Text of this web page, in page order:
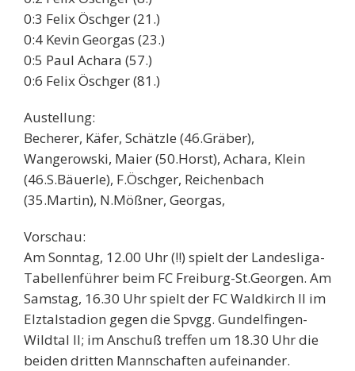
0:3 Felix Öschger (21.)
0:4 Kevin Georgas (23.)
0:5 Paul Achara (57.)
0:6 Felix Öschger (81.)
Austellung:
Becherer, Käfer, Schätzle (46.Gräber),
Wangerowski, Maier (50.Horst), Achara, Klein
(46.S.Bäuerle), F.Öschger, Reichenbach
(35.Martin), N.Mößner, Georgas,
Vorschau:
Am Sonntag, 12.00 Uhr (!!) spielt der Landesliga-
Tabellenführer beim FC Freiburg-St.Georgen. Am
Samstag, 16.30 Uhr spielt der FC Waldkirch II im
Elztalstadion gegen die Spvgg. Gundelfingen-
Wildtal II; im Anschuß treffen um 18.30 Uhr die
beiden dritten Mannschaften aufeinander.